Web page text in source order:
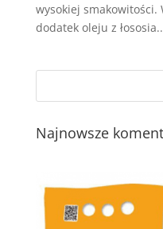
wysokiej smakowitości.
dodatek oleju z
Najnowsze